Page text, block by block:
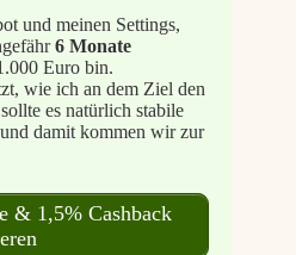
und meinen Settings,
6 Monate
Euro bin.
wie ich an dem Ziel den
es natürlich stabile
damit kommen wir zur
& 1,5% Cashback